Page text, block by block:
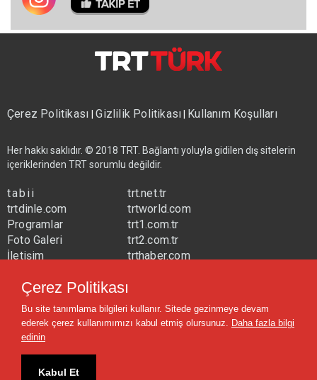
Çerez Politikası|Gizlilik Politikası| Kullanım Koşulları
Her hakkı saklıdır. © 2018 TRT. Bağlantı yoluyla gidilen dış sitelerin
içeriklerinden TRT sorumlu değildir.
tabii
trtdinle.com
Programlar
Foto Galeri
İletişim
trt.net.tr
trtworld.com
trt1.com.tr
trt2.com.tr
trthaber.com
trtavaz.com.tr
trtmuzik.net.tr
trtcocuk.net.tr
Çerez Politikası
Bu site tanımlama bilgileri kullanır. Sitede gezinmeye devam
ederek çerez kullanımımızı kabul etmiş olursunuz. Daha fazla bilgi
edinin
Kabul Et